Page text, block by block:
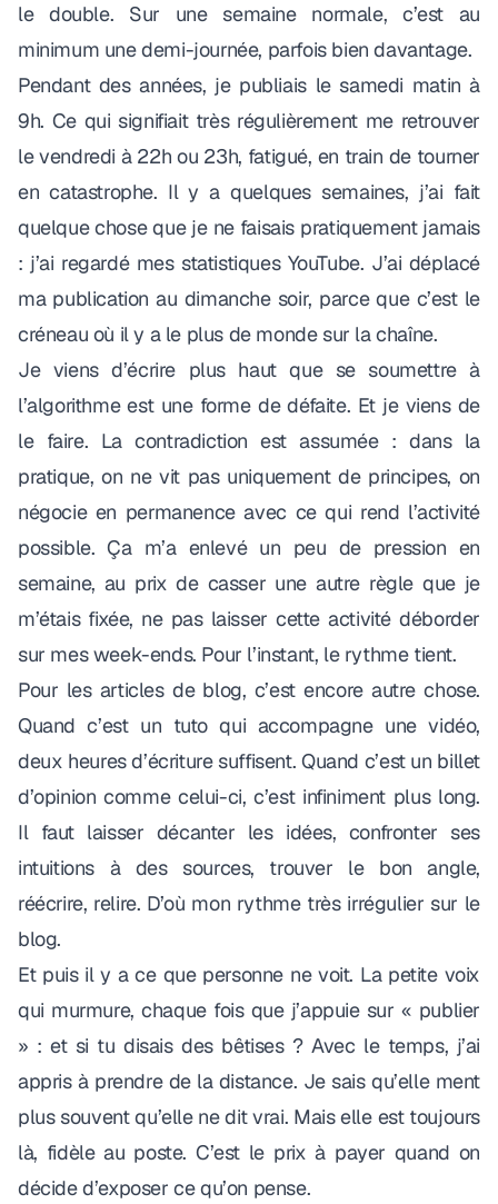
le double. Sur une semaine normale, c’est au
minimum une demi-journée, parfois bien davantage.
Pendant des années, je publiais le samedi matin à
9h. Ce qui signifiait très régulièrement me retrouver
le vendredi à 22h ou 23h, fatigué, en train de tourner
en catastrophe. Il y a quelques semaines, j’ai fait
quelque chose que je ne faisais pratiquement jamais
: j’ai regardé mes statistiques YouTube. J’ai déplacé
ma publication au dimanche soir, parce que c’est le
créneau où il y a le plus de monde sur la chaîne.
Je viens d’écrire plus haut que se soumettre à
l’algorithme est une forme de défaite. Et je viens de
le faire. La contradiction est assumée : dans la
pratique, on ne vit pas uniquement de principes, on
négocie en permanence avec ce qui rend l’activité
possible. Ça m’a enlevé un peu de pression en
semaine, au prix de casser une autre règle que je
m’étais fixée, ne pas laisser cette activité déborder
sur mes week-ends. Pour l’instant, le rythme tient.
Pour les articles de blog, c’est encore autre chose.
Quand c’est un tuto qui accompagne une vidéo,
deux heures d’écriture suffisent. Quand c’est un billet
d’opinion comme celui-ci, c’est infiniment plus long.
Il faut laisser décanter les idées, confronter ses
intuitions à des sources, trouver le bon angle,
réécrire, relire. D’où mon rythme très irrégulier sur le
blog.
Et puis il y a ce que personne ne voit. La petite voix
qui murmure, chaque fois que j’appuie sur « publier
» :et si tu disais des bêtises ?Avec le temps, j’ai
appris à prendre de la distance. Je sais qu’elle ment
plus souvent qu’elle ne dit vrai. Mais elle est toujours
là, fidèle au poste. C’est le prix à payer quand on
décide d’exposer ce qu’on pense.